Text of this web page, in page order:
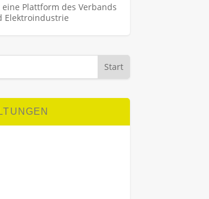
Plattform des Verbands
Elektroindustrie
Start